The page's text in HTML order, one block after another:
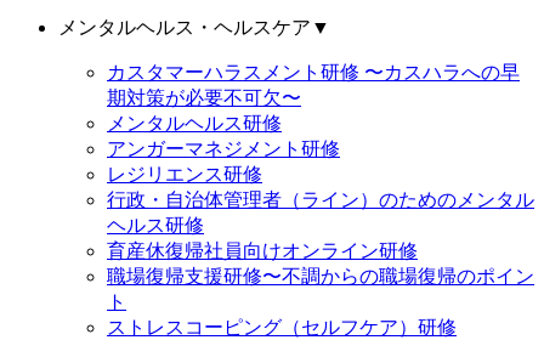
メンタルヘルス・ヘルスケア ▼
カスタマーハラスメント研修 〜カスハラへの早
期対策が必要不可欠〜
メンタルヘルス研修
アンガーマネジメント研修
レジリエンス研修
行政・自治体管理者（ライン）のためのメンタル
ヘルス研修
育産休復帰社員向けオンライン研修
職場復帰支援研修〜不調からの職場復帰のポイン
ト
ストレスコーピング（セルフケア）研修